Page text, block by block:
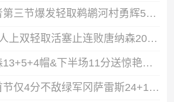
🏀夏联-步行者第三节爆发轻取鹈鹕河村勇辉5+5+12斯劳森22分
🏀夏联-热火5人上双轻取活塞止连败唐纳森20+8+10奥科里27分
🏀夏联-杨瀚森13+5+4帽&下半场11分送惊艳妙传开拓者力克掘金
🏀夏联-国王首节仅4分不敌绿军冈萨雷斯24+10+5塞纳克10+12